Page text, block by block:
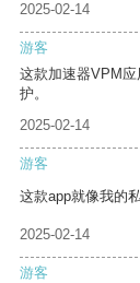
2025-02-14
游客
这款加速器VPM
护。
2025-02-14
游客
这款app就像我的
2025-02-14
游客